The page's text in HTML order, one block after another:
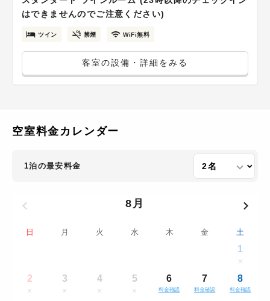
はできませんのでご注意ください)
ツイン 禁煙 WiFi無料
客室の設備・詳細をみる
空室料金カレンダー
1泊の最安料金
8月
日 月 火 水 木 金 土
1
2 3 4 5 6
料金確認
7
料金確認
8
料金確認